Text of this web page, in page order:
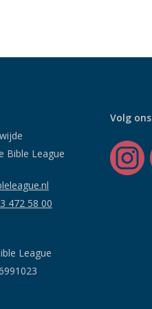
Bible League
472 58 00
League
Volg